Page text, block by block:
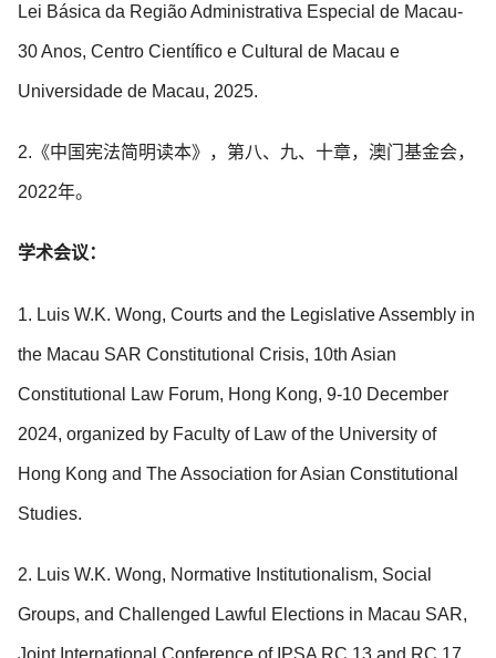
Lei Básica da Região Administrativa Especial de Macau-
30 Anos, Centro Científico e Cultural de Macau e
Universidade de Macau, 2025.
2.《中国宪法简明读本》，第八、九、十章，澳门基金会，
2022年。
学术会议：
1. Luis W.K. Wong, Courts and the Legislative Assembly in
the Macau SAR Constitutional Crisis, 10th Asian
Constitutional Law Forum, Hong Kong, 9-10 December
2024, organized by Faculty of Law of the University of
Hong Kong and The Association for Asian Constitutional
Studies.
2. Luis W.K. Wong, Normative Institutionalism, Social
Groups, and Challenged Lawful Elections in Macau SAR,
Joint International Conference of IPSA RC 13 and RC 17,